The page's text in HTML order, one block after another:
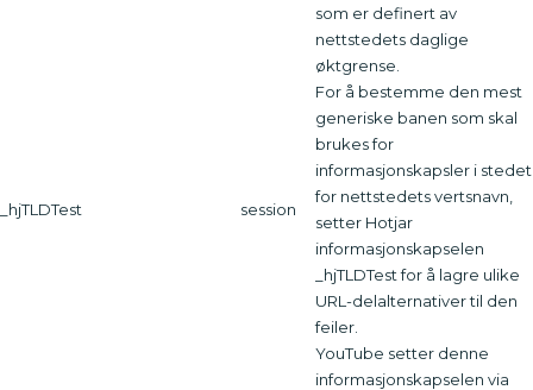
som er definert av
nettstedets daglige
øktgrense.
_hjTLDTest session
For å bestemme den mest
generiske banen som skal
brukes for
informasjonskapsler i stedet
for nettstedets vertsnavn,
setter Hotjar
informasjonskapselen
_hjTLDTest for å lagre ulike
URL-delalternativer til den
feiler.
YouTube setter denne
informasjonskapselen via